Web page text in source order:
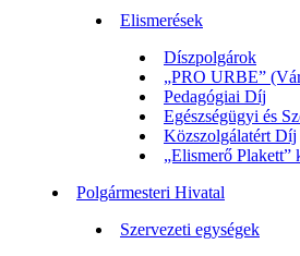
Elismerések
Díszpolgárok
„PRO URBE”
Pedagógiai Díj
Egészségügyi és
Közszolgálatért Díj
„Elismerő Plakett”
Polgármesteri Hivatal
Szervezeti egységek